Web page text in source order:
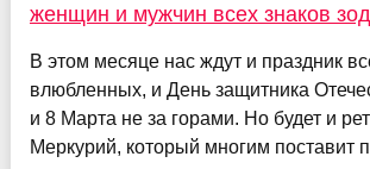
женщин и мужчин всех знаков
В этом месяце нас ждут и праздник
влюбленных, и День защитника
и 8 Марта не за горами. Но будет и
Меркурий, который многим поставит